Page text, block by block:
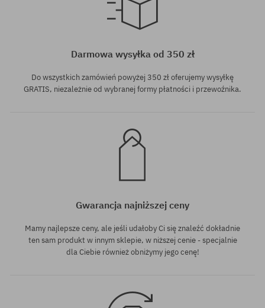
Darmowa wysyłka od 350 zł
Do wszystkich zamówień powyżej 350 zł oferujemy wysyłkę
GRATIS, niezależnie od wybranej formy płatności i przewoźnika.
Gwarancja najniższej ceny
Mamy najlepsze ceny, ale jeśli udałoby Ci się znaleźć dokładnie
ten sam produkt w innym sklepie, w niższej cenie - specjalnie
dla Ciebie również obniżymy jego cenę!